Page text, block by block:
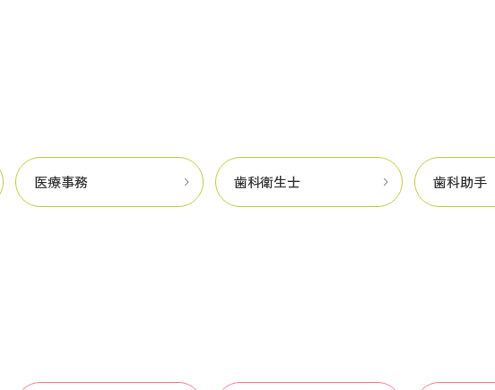
医療事務 歯科衛生士 歯科助手